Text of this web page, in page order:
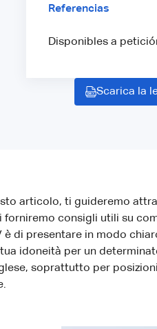
Referencias
Disponibles a
Scarica la
articolo, ti guideremo
forniremo consigli utili su
è di presentare in modo
idoneità per un
soprattutto per